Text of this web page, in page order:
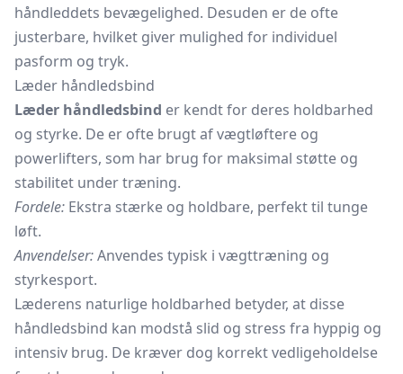
håndleddets bevægelighed. Desuden er de ofte
justerbare, hvilket giver mulighed for individuel
pasform og tryk.
Læder håndledsbind
Læder håndledsbind er kendt for deres holdbarhed
og styrke. De er ofte brugt af vægtløftere og
powerlifters, som har brug for maksimal støtte og
stabilitet under træning.
Fordele: Ekstra stærke og holdbare, perfekt til tunge
løft.
Anvendelser:Anvendes typisk i vægttræning og
styrkesport.
Læderens naturlige holdbarhed betyder, at disse
håndledsbind kan modstå slid og stress fra hyppig og
intensiv brug. De kræver dog korrekt vedligeholdelse